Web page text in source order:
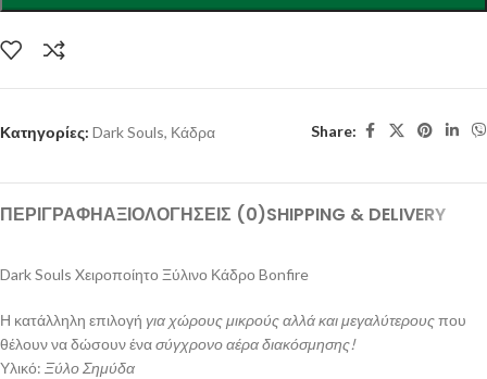
Κατηγορίες: Dark Souls, Κάδρα Share:
ΠΕΡΙΓΡΑΦΉΑΞΙΟΛΟΓΉΣΕΙΣ (0)SHIPPING & DELIVERY
Dark Souls Xειροποίητο Ξύλινο Κάδρο Bonfire
Η κατάλληλη επιλογή για χώρους μικρούς αλλά και μεγαλύτερουςπου
θέλουν να δώσουν ένασύγχρονο αέρα διακόσμησης!
Υλικό: Ξύλο Σημύδα